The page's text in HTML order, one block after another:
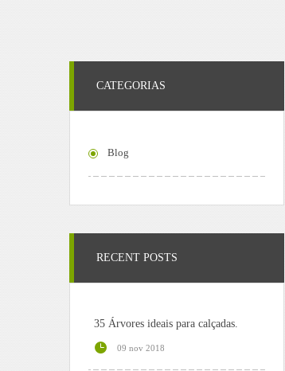
CATEGORIAS
Blog
RECENT POSTS
35 Árvores ideais para calçadas.
09 nov 2018